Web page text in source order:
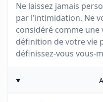
Ne laissez jamais
par l'intimidation. Ne
considéré comme une
définition de votre vie
définissez-vous vous-